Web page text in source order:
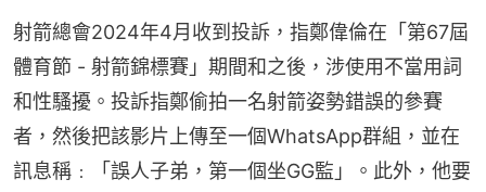
射箭總會2024年4月收到投訴，指鄭偉倫在「第67屆
體育節 - 射箭錦標賽」期間和之後，涉使用不當用詞
和性騷擾。投訴指鄭偷拍一名射箭姿勢錯誤的參賽
者，然後把該影片上傳至一個WhatsApp群組，並在
訊息稱﹕「誤人子弟，第一個坐GG監」。此外，他要